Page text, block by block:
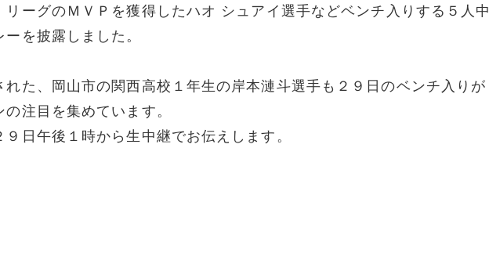
ーグのＭＶＰを獲得したハオ シュアイ選手などベンチ入りする５人中
を披露しました。
れた、岡山市の関西高校１年生の岸本漣斗選手も２９日のベンチ入りが
注目を集めています。
日午後１時から生中継でお伝えします。